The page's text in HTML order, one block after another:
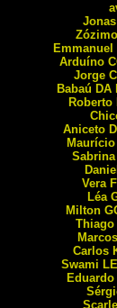
Jonas
Zózimo
Emmanuel
Arduíno
Jorge
Babaú DA
Roberto
Aniceto
Maurício
Sabrina
Daniel
Vera
Léa
Milton
Thiago
Marcos
Carlos
Swami
Eduardo